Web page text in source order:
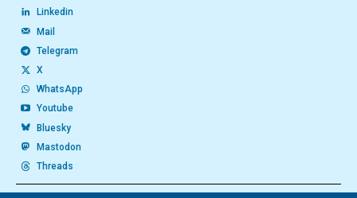
Linkedin
Mail
Telegram
X
WhatsApp
Youtube
Bluesky
Mastodon
Threads